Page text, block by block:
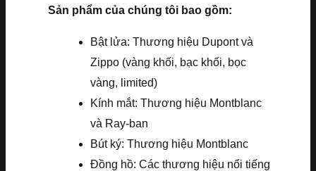
Sản phẩm của chúng tôi bao gồm:
Bật lửa: Thương hiệu Dupont và
Zippo (vàng khối, bạc khối, bọc
vàng, limited)
Kính mắt: Thương hiệu Montblanc
và Ray-ban
Bút ký: Thương hiệu Montblanc
Đồng hồ: Các thương hiệu nổi tiếng